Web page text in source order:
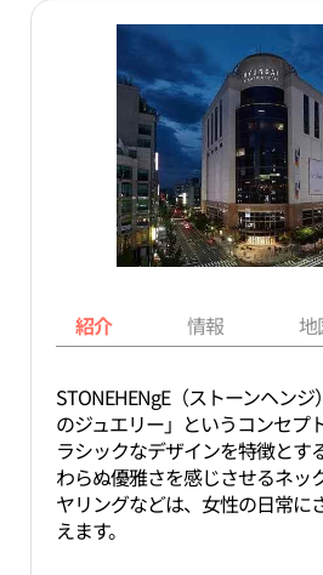
紹介 情報 地
STONEHENgE（ストーンヘン
のジュエリー」というコンセプ
ラシックなデザインを特徴とす
わらぬ優雅さを感じさせるネッ
ヤリングなどは、女性の日常に
えます。